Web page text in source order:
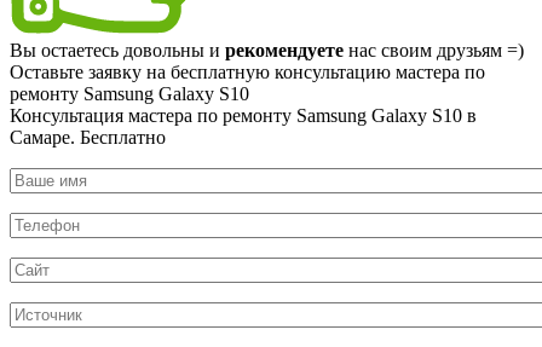
Вы остаетесь довольны и рекомендуете нас своим друзьям =)
Оставьте заявку на бесплатную консультацию мастера по
ремонту Samsung Galaxy S10
Консультация мастера по ремонту Samsung Galaxy S10 в
Самаре. Бесплатно